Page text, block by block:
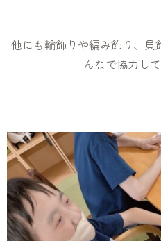
他にも輪飾りや編み飾り、
んなで協力し